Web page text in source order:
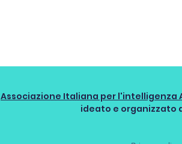
Associazione Italiana per l'intelligenza
ideato e organizzato